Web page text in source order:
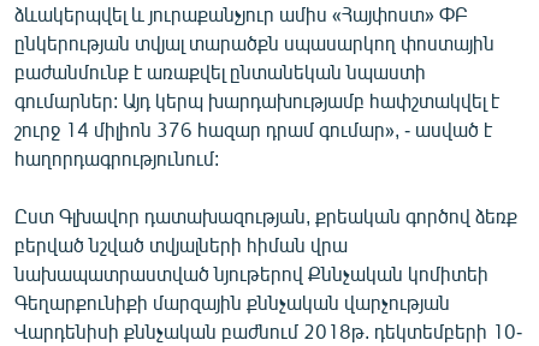
ձևակերպվել և յուրաքանչյուր ամիս «Հայփոստ» ՓԲ
ընկերության տվյալ տարածքն սպասարկող փոստային
բաժանմունք է առաքվել ընտանեկան նպաստի
գումարներ: Այդ կերպ խարդախությամբ հափշտակվել է
շուրջ 14 միլիոն 376 հազար դրամ գումար», - ասված է
հաղորդագրությունում:
Ըստ Գլխավոր դատախազության, քրեական գործով ձեռք
բերված նշված տվյալների հիման վրա
նախապատրաստված նյութերով Քննչական կոմիտեի
Գեղարքունիքի մարզային քննչական վարչության
Վարդենիսի քննչական բաժնում 2018թ. դեկտեմբերի 10-